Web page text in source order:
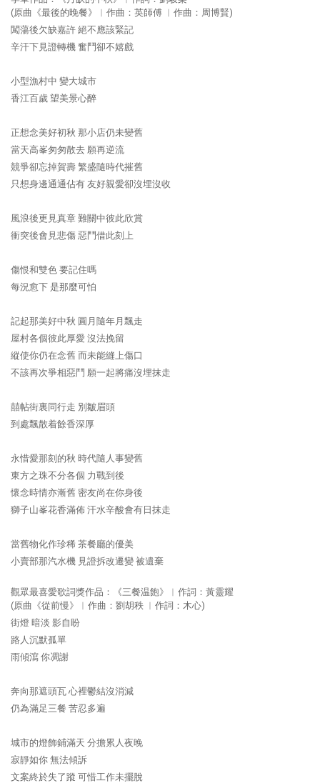
(原曲《最後的晚餐》︳作曲：英師傅 ︳作曲：周博賢)
闖蕩後欠缺嘉許 絕不應該緊記
辛汗下見證轉機 奮鬥卻不嬉戲
小型漁村中 變大城市
香江百歲 望美景心醉
正想念美好初秋 那小店仍未變舊
當天高峯匆匆散去 願再逆流
競爭卻忘掉賀壽 繁盛隨時代摧舊
只想身邊通通佔有 友好親愛卻沒埋沒收
風浪後更見真章 難關中彼此欣賞
衝突後會見悲傷 惡鬥借此刻上
傷恨和雙色 要記住嗎
每況愈下 是那麼可怕
記起那美好中秋 圓月隨年月飄走
屋村各個彼此厚愛 沒法挽留
縱使你仍在念舊 而未能縫上傷口
不該再次爭相惡鬥 願一起將痛沒埋抹走
囍帖街裏同行走 別皺眉頭
到處飄散着餘香深厚
永惜愛那刻的秋 時代隨人事變舊
東方之珠不分各個 力戰到後
懷念時情亦漸舊 密友尚在你身後
獅子山峯花香滿佈 汗水辛酸會有日抹走
當舊物化作珍稀 茶餐廳的優美
小賣部那汽水機 見證拆改遷變 被遺棄
觀眾最喜愛歌詞獎作品：《三餐温飽》︳作詞：黃靈耀
(原曲《從前慢》︳作曲：劉胡秩 ︳作詞：木心)
街燈 暗淡 影自盼
路人沉默孤單
雨傾瀉 你凋謝
奔向那遮頭瓦 心裡鬱結沒消減
仍為滿足三餐 苦忍多遍
城市的燈飾鋪滿天 分擔累人夜晚
寂靜如你 無法傾訴
文案終於失了蹤 可惜工作未擺脫